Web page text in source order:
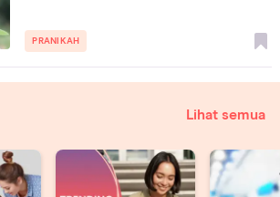
PRANIKAH
Lihat semua